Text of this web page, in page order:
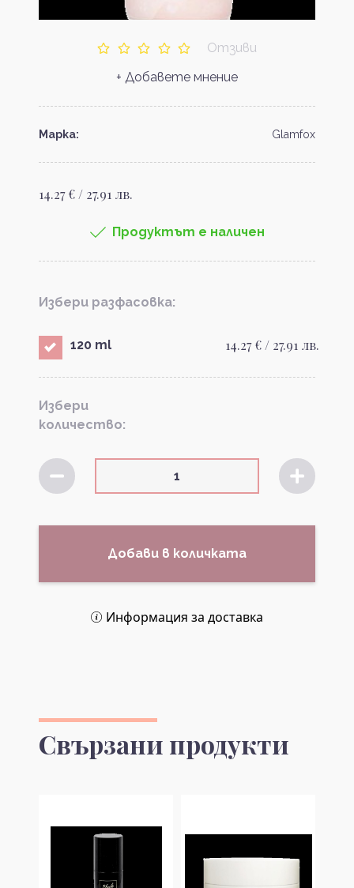
Отзиви
+ Добавете мнение
Марка: Glamfox
14.27 € / 27.91 лв.
Продуктът е наличен
Избери разфасовка:
120 ml 14.27 € / 27.91 лв.
Избери
количество:
Добави в количката
Информация за доставка
Свързани продукти